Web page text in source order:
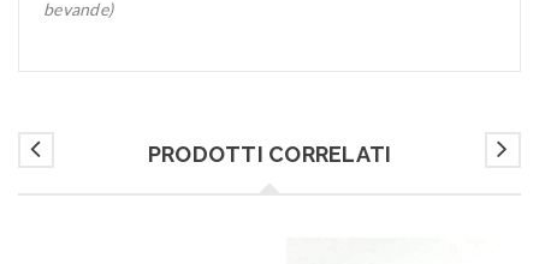
bevande)
PRODOTTI CORRELATI